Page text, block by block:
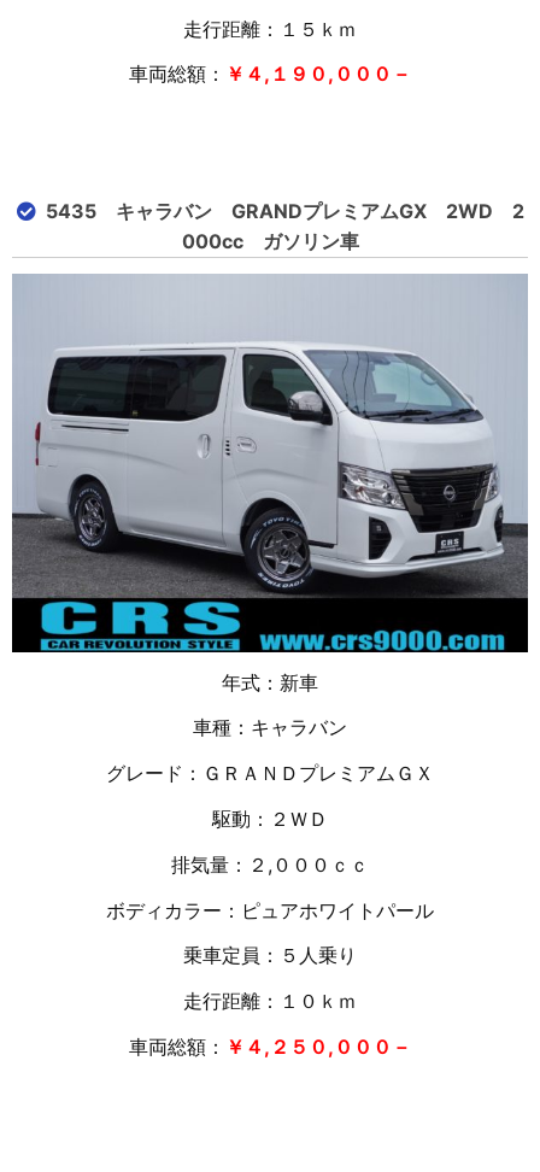
走行距離：１５ ｋｍ
車両総額： ￥４,１９０,０００－
5435 キャラバン GRANDプレミアムGX 2WD 2
000cc ガソリン車
年式：新車
車種：キャラバン
グレード：ＧＲＡＮＤプレミアムＧＸ
駆動：２ＷＤ
排気量：２,０００ｃｃ
ボディカラー：ピュアホワイトパール
乗車定員：５人乗り
走行距離：１０ ｋｍ
車両総額： ￥４,２５０,０００－